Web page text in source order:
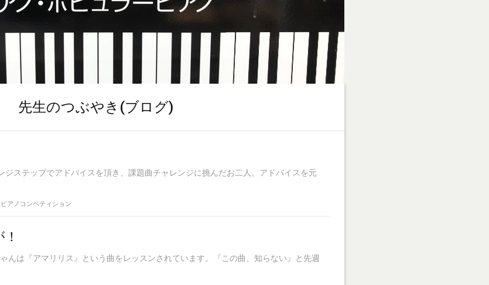
先生のつぶやき(ブログ)
ジステップでアドバイスを頂き、課題曲チャレンジに挑んだお二人。アドバイスを元
アノコンペティション
んは『アマリリス』という曲をレッスンされています。『この曲、知らない』と先週